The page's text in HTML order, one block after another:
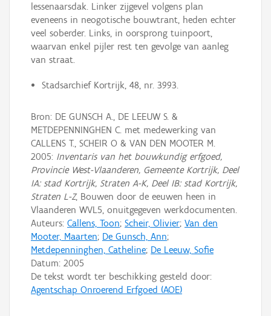
lessenaarsdak. Linker zijgevel volgens plan
eveneens in neogotische bouwtrant, heden echter
veel soberder. Links, in oorsprong tuinpoort,
waarvan enkel pijler rest ten gevolge van aanleg
van straat.
Stadsarchief Kortrijk, 48, nr. 3993.
Bron: DE GUNSCH A., DE LEEUW S. &
METDEPENNINGHEN C. met medewerking van
CALLENS T., SCHEIR O & VAN DEN MOOTER M.
2005: Inventaris van het bouwkundig erfgoed,
Provincie West-Vlaanderen, Gemeente Kortrijk, Deel
IA: stad Kortrijk, Straten A-K, Deel IB: stad Kortrijk,
Straten L-Z, Bouwen door de eeuwen heen in
Vlaanderen WVL5, onuitgegeven werkdocumenten.
Auteurs: Callens, Toon; Scheir, Olivier; Van den
Mooter, Maarten; De Gunsch, Ann;
Metdepenninghen, Catheline; De Leeuw, Sofie
Datum: 2005
De tekst wordt ter beschikking gesteld door:
Agentschap Onroerend Erfgoed (AOE)